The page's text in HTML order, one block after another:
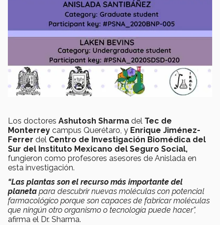
Los doctores Ashutosh Sharma del Tec de
Monterrey campus Querétaro, y Enrique Jiménez-
Ferrer del Centro de Investigación Biomédica del
Sur del Instituto Mexicano del Seguro Social,
fungieron como profesores asesores de Anislada en
esta investigación.
“Las plantas son el recurso más importante del
planeta para descubrir nuevas moléculas con potencial
farmacológico porque son capaces de fabricar moléculas
que ningún otro organismo o tecnología puede hacer”,
afirma el Dr. Sharma.